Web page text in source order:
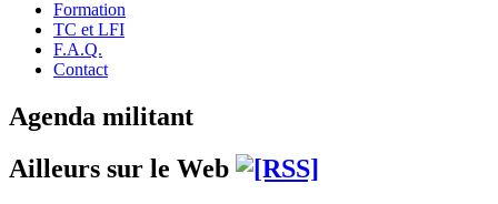
Formation
TC et LFI
F.A.Q.
Contact
Agenda militant
Ailleurs sur le Web